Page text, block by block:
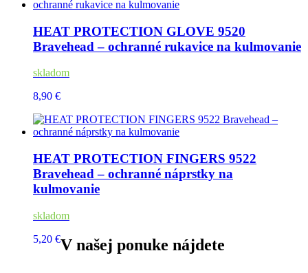
HEAT PROTECTION GLOVE 9520
Bravehead – ochranné rukavice na kulmovanie
skladom
8,90 €
HEAT PROTECTION FINGERS 9522
Bravehead – ochranné náprstky na
kulmovanie
skladom
5,20 €V našej ponuke nájdete